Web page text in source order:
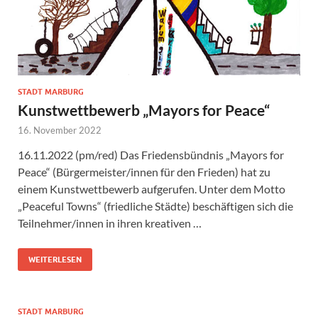
STADT MARBURG
Kunstwettbewerb „Mayors for Peace“
16. November 2022
16.11.2022 (pm/red) Das Friedensbündnis „Mayors for
Peace“ (Bürgermeister/innen für den Frieden) hat zu
einem Kunstwettbewerb aufgerufen. Unter dem Motto
„Peaceful Towns“ (friedliche Städte) beschäftigen sich die
Teilnehmer/innen in ihren kreativen …
WEITERLESEN
STADT MARBURG